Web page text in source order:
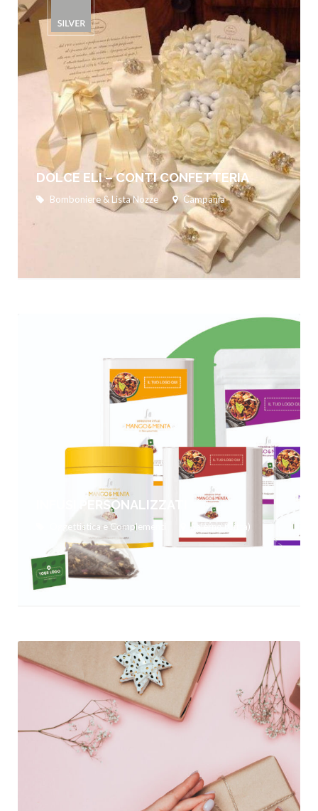
DOLCE ELI – CONTI CONFETTERIA
Bomboniere & Lista Nozze Campania
INFUSI PERSONALIZZATI
Oggettistica e Complementi Salerno (Città)